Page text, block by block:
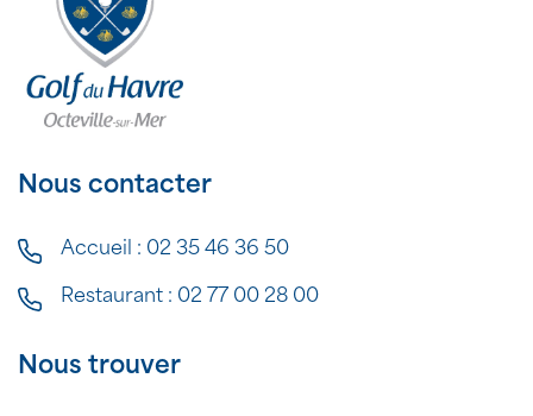
Nous contacter
Accueil : 02 35 46 36 50
Restaurant : 02 77 00 28 00
Nous trouver